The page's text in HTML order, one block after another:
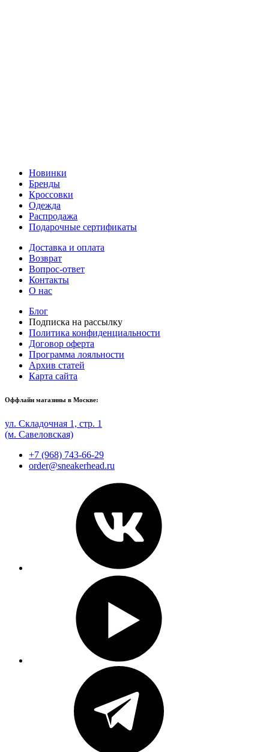
Новинки
Бренды
Кроссовки
Одежда
Распродажа
Подарочные сертификаты
Доставка и оплата
Возврат
Вопрос-ответ
Контакты
О нас
Блог
Подписка на рассылку
Политика конфиденциальности
Договор оферта
Программа лояльности
Архив статей
Карта сайта
Оффлайн магазины в Москве:
ул. Складочная 1, стр. 1
(м. Савеловская)
+7 (968) 743-66-29
order@sneakerhead.ru